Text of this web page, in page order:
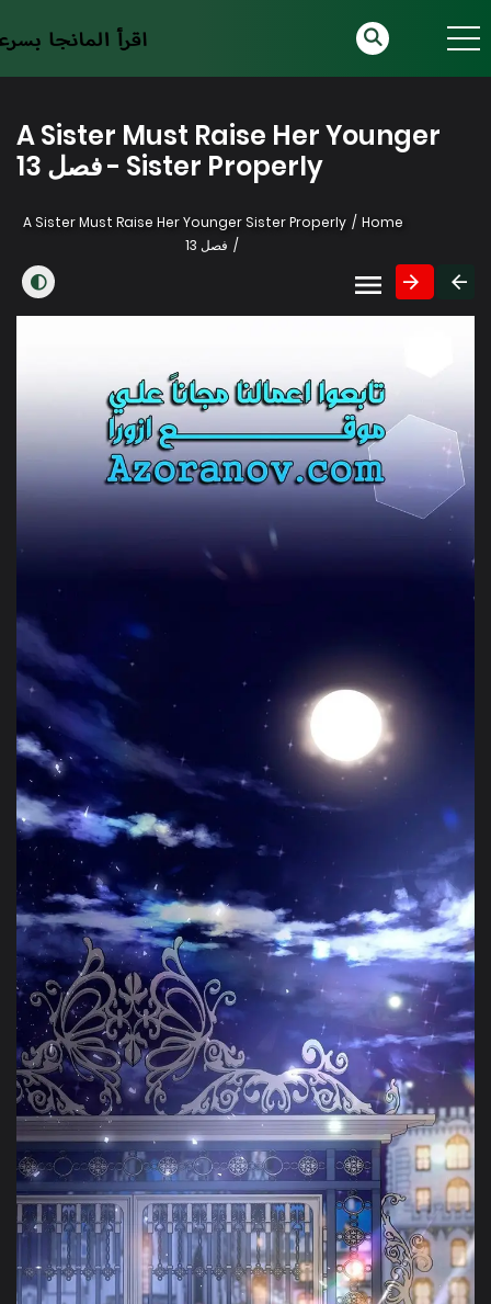
A Sister Must Raise Her Younger
Sister Properly - فصل 13
Home
A Sister Must Raise Her Younger Sister Properly
فصل 13